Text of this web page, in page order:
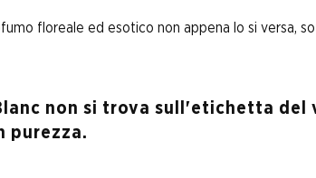
floreale ed esotico non appena lo si
non si trova sull'etichetta
purezza.